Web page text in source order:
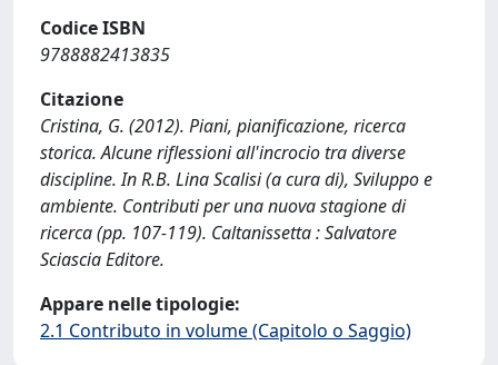
Codice ISBN
9788882413835
Citazione
Cristina, G. (2012). Piani, pianificazione, ricerca
storica. Alcune riflessioni all'incrocio tra diverse
discipline. In R.B. Lina Scalisi (a cura di), Sviluppo e
ambiente. Contributi per una nuova stagione di
ricerca (pp. 107-119). Caltanissetta : Salvatore
Sciascia Editore.
Appare nelle tipologie:
2.1 Contributo in volume (Capitolo o Saggio)